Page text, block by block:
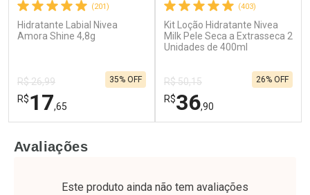
Ativar Desconto
Comprar sem Desconto
Por R$ 17,59/cada
Ativar Desconto
Comprar sem Desconto
Por R$ 37,25/cada
Comprar sem Desconto
(201)
Hidratante Labial Nivea
Amora Shine 4,8g
R$ 26,99
R$17,65
35% OFF
Laboratório
Por Menos
(403)
Kit Loção Hidratante Nivea
Milk Pele Seca a Extrasseca 2
Unidades de 400ml
R$ 50,15
R$36,90
26% OFF
Laboratório
Por Menos
Avaliações
Este produto ainda não tem avaliações